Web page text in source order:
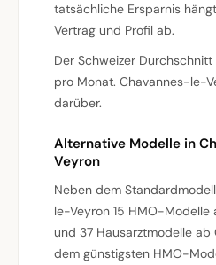
tatsächliche Ersparnis
Vertrag und Profil ab.
Der Schweizer
pro Monat. Chavannes-le-
darüber.
Alternative Modelle in
Veyron
Neben dem
le-Veyron 15 HMO-Modelle
und 37 Hausarztmodelle ab
dem günstigsten HMO-